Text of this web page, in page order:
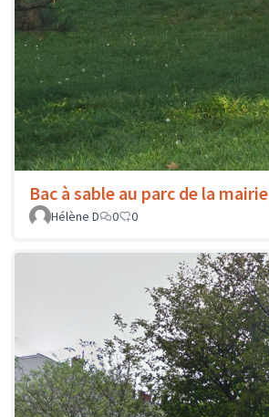
Bac à sable au parc de la mairie
Hélène D
0 0